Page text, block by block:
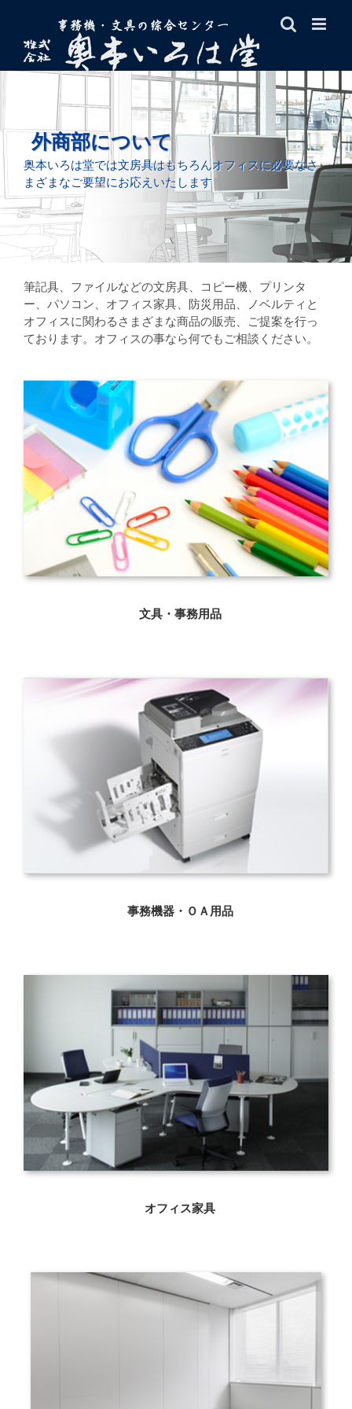
content
外商部について
奥本いろは堂では文房具はもちろんオフィスに必要なさ
まざまなご要望にお応えいたします
筆記具、ファイルなどの文房具、コピー機、プリンタ
ー、パソコン、オフィス家具、防災用品、ノベルティと
オフィスに関わるさまざまな商品の販売、ご提案を行っ
ております。オフィスの事なら何でもご相談ください。
文具・事務用品
事務機器・ＯＡ用品
オフィス家具